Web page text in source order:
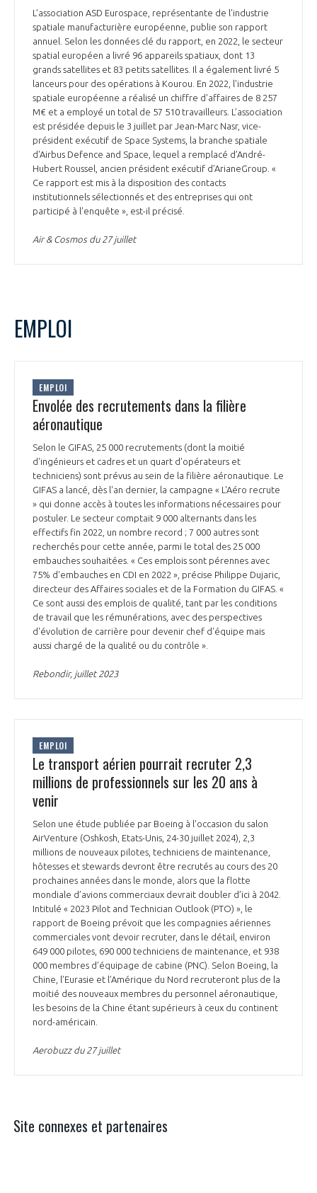
L’association ASD Eurospace, représentante de l'industrie
spatiale manufacturière européenne, publie son rapport
annuel. Selon les données clé du rapport, en 2022, le secteur
spatial européen a livré 96 appareils spatiaux, dont 13
grands satellites et 83 petits satellites. Il a également livré 5
lanceurs pour des opérations à Kourou. En 2022, l'industrie
spatiale européenne a réalisé un chiffre d'affaires de 8 257
M€ et a employé un total de 57 510 travailleurs. L’association
est présidée depuis le 3 juillet par Jean-Marc Nasr, vice-
président exécutif de Space Systems, la branche spatiale
d'Airbus Defence and Space, lequel a remplacé d’André-
Hubert Roussel, ancien président exécutif d’ArianeGroup. «
Ce rapport est mis à la disposition des contacts
institutionnels sélectionnés et des entreprises qui ont
participé à l'enquête », est-il précisé.
Air & Cosmos du 27 juillet
EMPLOI
EMPLOI
Envolée des recrutements dans la filière
aéronautique
Selon le GIFAS, 25 000 recrutements (dont la moitié
d'ingénieurs et cadres et un quart d'opérateurs et
techniciens) sont prévus au sein de la filière aéronautique. Le
GIFAS a lancé, dès l'an dernier, la campagne « L'Aéro recrute
» qui donne accès à toutes les informations nécessaires pour
postuler. Le secteur comptait 9 000 alternants dans les
effectifs fin 2022, un nombre record ; 7 000 autres sont
recherchés pour cette année, parmi le total des 25 000
embauches souhaitées. « Ces emplois sont pérennes avec
75% d'embauches en CDI en 2022 », précise Philippe Dujaric,
directeur des Affaires sociales et de la Formation du GIFAS. «
Ce sont aussi des emplois de qualité, tant par les conditions
de travail que les rémunérations, avec des perspectives
d'évolution de carrière pour devenir chef d'équipe mais
aussi chargé de la qualité ou du contrôle ».
Rebondir, juillet 2023
EMPLOI
Le transport aérien pourrait recruter 2,3
millions de professionnels sur les 20 ans à
venir
Selon une étude publiée par Boeing à l’occasion du salon
AirVenture (Oshkosh, Etats-Unis, 24-30 juillet 2024), 2,3
millions de nouveaux pilotes, techniciens de maintenance,
hôtesses et stewards devront être recrutés au cours des 20
prochaines années dans le monde, alors que la flotte
mondiale d’avions commerciaux devrait doubler d’ici à 2042.
Intitulé « 2023 Pilot and Technician Outlook (PTO) », le
rapport de Boeing prévoit que les compagnies aériennes
commerciales vont devoir recruter, dans le détail, environ
649 000 pilotes, 690 000 techniciens de maintenance, et 938
000 membres d’équipage de cabine (PNC). Selon Boeing, la
Chine, l’Eurasie et l’Amérique du Nord recruteront plus de la
moitié des nouveaux membres du personnel aéronautique,
les besoins de la Chine étant supérieurs à ceux du continent
nord-américain.
Aerobuzz du 27 juillet
Site connexes et partenaires